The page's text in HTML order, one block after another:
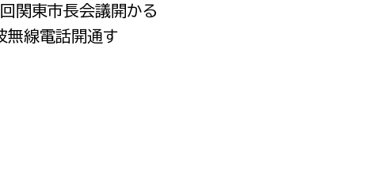
地域交通課
東市長会議開かる
線電話開通す